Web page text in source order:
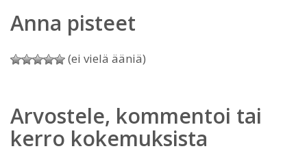
Anna pisteet
(ei vielä ääniä)
Arvostele, kommentoi tai
kerro kokemuksista